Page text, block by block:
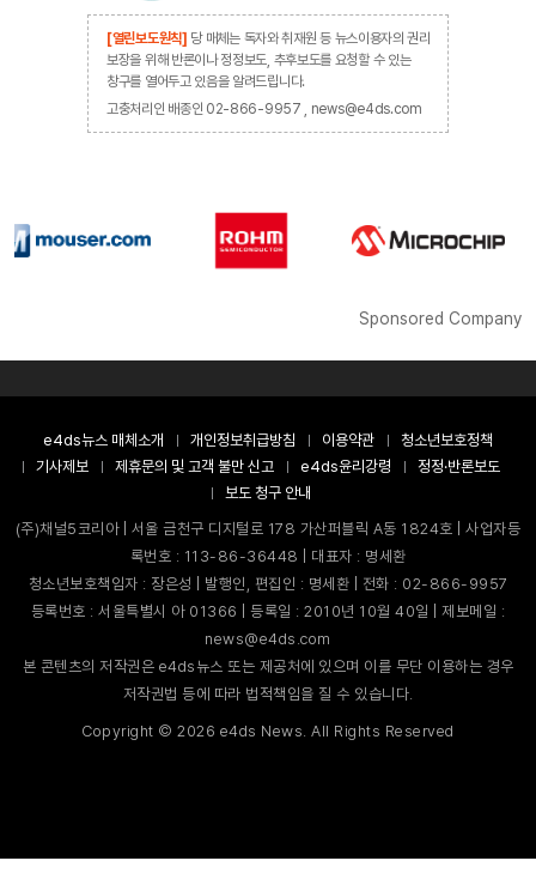
[열린보도원칙] 당 매체는 독자와 취재원 등 뉴스이용자의 권리
보장을 위해 반론이나 정정보도, 추후보도를 요청할 수 있는
창구를 열어두고 있음을 알려드립니다.
고충처리인 배종인 02-866-9957 , news@e4ds.com
Sponsored Company
e4ds뉴스 매체소개 개인정보취급방침 이용약관
청소년보호정책
기사제보
제휴문의 및 고객 불만 신고 e4ds윤리강령
정정·반론보도
보도 청구 안내
(주)채널5코리아 | 서울 금천구 디지털로 178 가산퍼블릭 A동 1824호 | 사업자등
록번호 : 113-86-36448 | 대표자 : 명세환
청소년보호책임자 : 장은성 | 발행인, 편집인 : 명세환 | 전화 : 02-866-9957
등록번호 : 서울특별시 아 01366 | 등록일 : 2010년 10월 40일 | 제보메일 :
news@e4ds.com
본 콘텐츠의 저작권은 e4ds뉴스 또는 제공처에 있으며 이를 무단 이용하는 경우
저작권법 등에 따라 법적책임을 질 수 있습니다.
Copyright ©2026 e4ds News. All Rights Reserved